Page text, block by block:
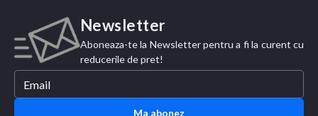
Newsletter
Aboneaza-te la Newsletter pentru a fi la curent cu
reducerile de pret!
Ma abonez